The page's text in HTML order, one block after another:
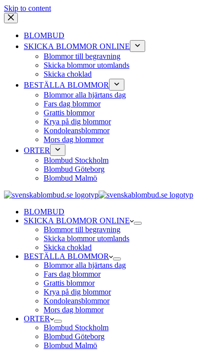
Skip to content
BLOMBUD
SKICKA BLOMMOR ONLINE
Blommor till begravning
Skicka blommor utomlands
Skicka choklad
BESTÄLLA BLOMMOR
Blommor alla hjärtans dag
Fars dag blommor
Grattis blommor
Krya på dig blommor
Kondoleansblommor
Mors dag blommor
ORTER
Blombud Stockholm
Blombud Göteborg
Blombud Malmö
BLOMBUD
SKICKA BLOMMOR ONLINE
Blommor till begravning
Skicka blommor utomlands
Skicka choklad
BESTÄLLA BLOMMOR
Blommor alla hjärtans dag
Fars dag blommor
Grattis blommor
Krya på dig blommor
Kondoleansblommor
Mors dag blommor
ORTER
Blombud Stockholm
Blombud Göteborg
Blombud Malmö